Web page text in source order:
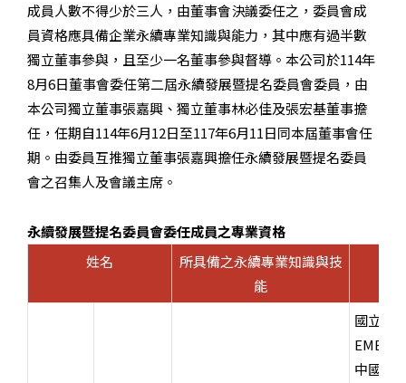
成員人數不得少於三人，由董事會決議委任之，委員會成
員資格應具備企業永續專業知識與能力，其中應有過半數
獨立董事參與，且至少一名董事參與督導。本公司於114年
8月6日董事會委任第二屆永續發展暨提名委員會委員，由
本公司獨立董事張嘉興、獨立董事林必佳及張宏基董事擔
任，任期自114年6月12日至117年6月11日同本屆董事會任
期。由委員互推獨立董事張嘉興擔任永續發展暨提名委員
會之召集人及會議主席。
永續發展暨提名委員會委任成員之專業資格
姓名
所具備之永續專業知識與技
能
國立交
中國信